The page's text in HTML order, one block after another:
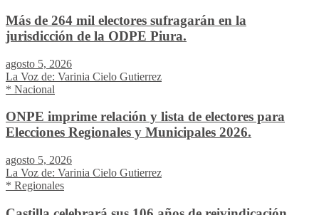
Más de 264 mil electores sufragarán en la
jurisdicción de la ODPE Piura.
agosto 5, 2026
La Voz de: Varinia Cielo Gutierrez
* Nacional
ONPE imprime relación y lista de electores para
Elecciones Regionales y Municipales 2026.
agosto 5, 2026
La Voz de: Varinia Cielo Gutierrez
* Regionales